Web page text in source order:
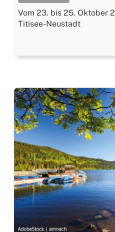
Vom 23. bis 25. Oktober
Titisee-Neustadt